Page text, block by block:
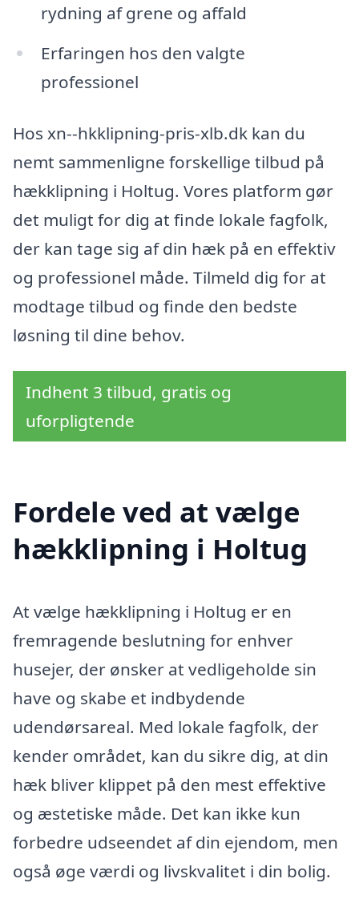
rydning af grene og affald
Erfaringen hos den valgte
professionel
Hos xn--hkklipning-pris-xlb.dk kan du
nemt sammenligne forskellige tilbud på
hækklipning i Holtug. Vores platform gør
det muligt for dig at finde lokale fagfolk,
der kan tage sig af din hæk på en effektiv
og professionel måde. Tilmeld dig for at
modtage tilbud og finde den bedste
løsning til dine behov.
Indhent 3 tilbud, gratis og
uforpligtende
Fordele ved at vælge
hækklipning i Holtug
At vælge hækklipning i Holtug er en
fremragende beslutning for enhver
husejer, der ønsker at vedligeholde sin
have og skabe et indbydende
udendørsareal. Med lokale fagfolk, der
kender området, kan du sikre dig, at din
hæk bliver klippet på den mest effektive
og æstetiske måde. Det kan ikke kun
forbedre udseendet af din ejendom, men
også øge værdi og livskvalitet i din bolig.